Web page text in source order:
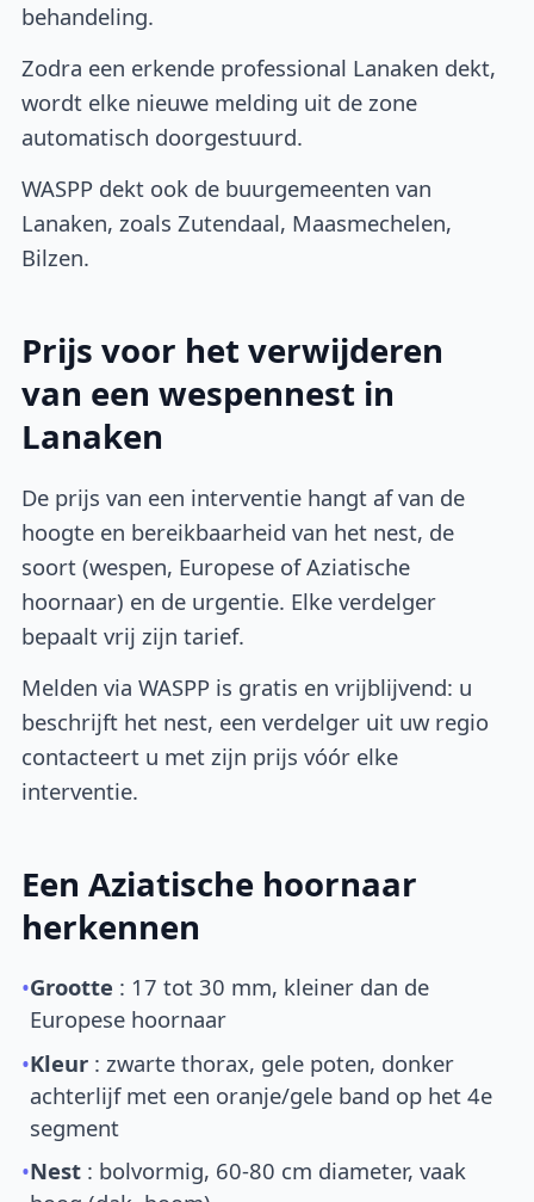
behandeling.
Zodra een erkende professional Lanaken dekt,
wordt elke nieuwe melding uit de zone
automatisch doorgestuurd.
WASPP dekt ook de buurgemeenten van
Lanaken, zoals Zutendaal, Maasmechelen,
Bilzen.
Prijs voor het verwijderen
van een wespennest in
Lanaken
De prijs van een interventie hangt af van de
hoogte en bereikbaarheid van het nest, de
soort (wespen, Europese of Aziatische
hoornaar) en de urgentie. Elke verdelger
bepaalt vrij zijn tarief.
Melden via WASPP is gratis en vrijblijvend: u
beschrijft het nest, een verdelger uit uw regio
contacteert u met zijn prijs vóór elke
interventie.
Een Aziatische hoornaar
herkennen
•Grootte : 17 tot 30 mm, kleiner dan de
Europese hoornaar
•Kleur : zwarte thorax, gele poten, donker
achterlijf met een oranje/gele band op het 4e
segment
•Nest : bolvormig, 60-80 cm diameter, vaak